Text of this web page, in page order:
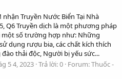
nhận Truyền Nước Biển Tại Nhà
Q6 Truyền dịch là một phương pháp
số trường hợp như: Những
dụng rượu bia, các chất kích thích
thải độc, Người bị yếu sức...
5 4, 2023 Trả lời: 0 Forum:Thuốc -